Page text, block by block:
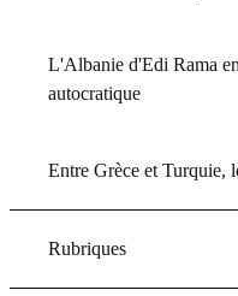
L'Albanie d'Edi Rama
autocratique
Entre Grèce et Turquie,
Rubriques